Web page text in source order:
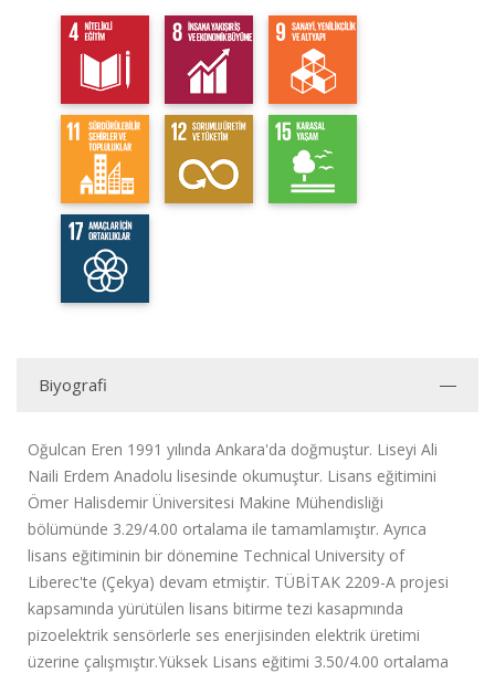
Biyografi
Oğulcan Eren 1991 yılında Ankara'da doğmuştur. Liseyi Ali
Naili Erdem Anadolu lisesinde okumuştur. Lisans eğitimini
Ömer Halisdemir Üniversitesi Makine Mühendisliği
bölümünde 3.29/4.00 ortalama ile tamamlamıştır. Ayrıca
lisans eğitiminin bir dönemine Technical University of
Liberec'te (Çekya) devam etmiştir. TÜBİTAK 2209-A projesi
kapsamında yürütülen lisans bitirme tezi kasapmında
pizoelektrik sensörlerle ses enerjisinden elektrik üretimi
üzerine çalışmıştır.Yüksek Lisans eğitimi 3.50/4.00 ortalama